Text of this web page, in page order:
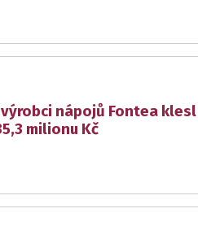
výrobci nápojů Fontea
milionu Kč